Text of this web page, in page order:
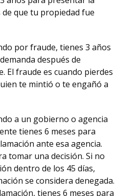
de que tu propiedad fue
por fraude, tienes 3 años
después de
El fraude es cuando pierdes
te mintió o te engañó a
a un gobierno o agencia
tienes 6 meses para
ante esa agencia.
tomar una decisión. Si no
dentro de los 45 días,
se considera denegada.
tienes 6 meses para